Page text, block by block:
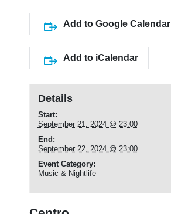
Add to Google Calendar
Add to iCalendar
Details
Start:
September 21, 2024 @ 23:00
End:
September 22, 2024 @ 23:00
Event Category:
Music & Nightlife